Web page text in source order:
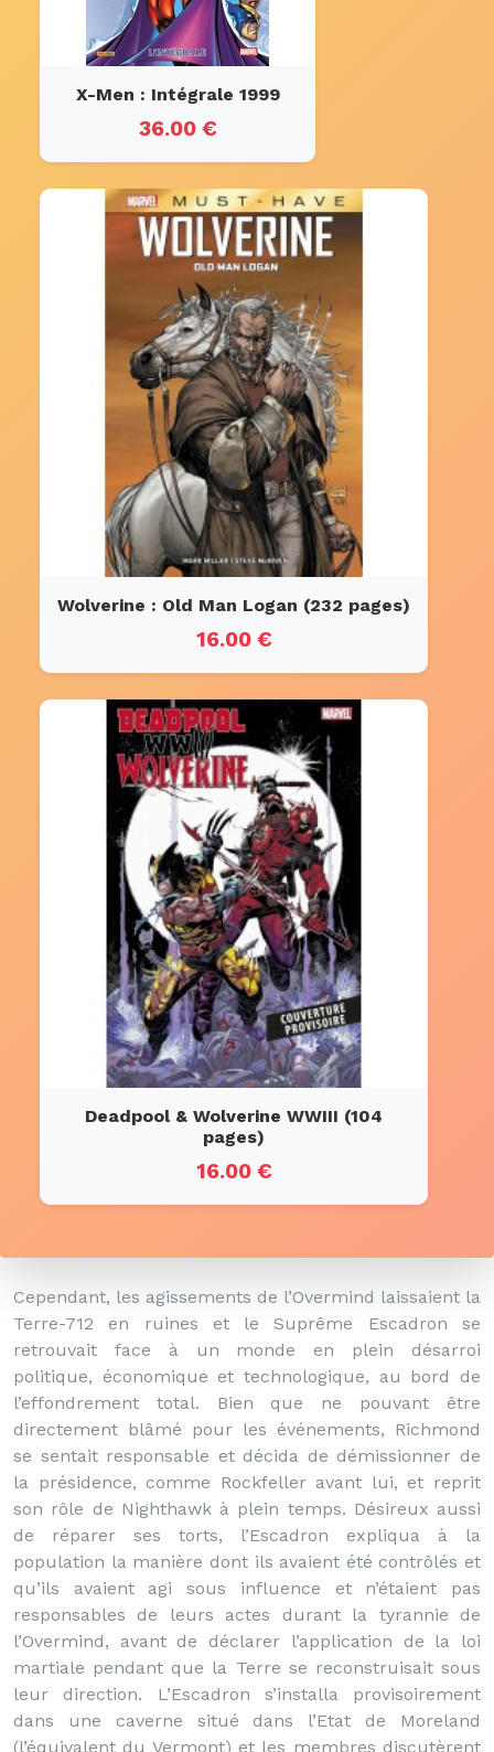
X-Men : Intégrale 1999
36.00 €
Wolverine : Old Man Logan (232 pages)
16.00 €
Deadpool & Wolverine WWIII (104
pages)
16.00 €
Cependant, les agissements de l’Overmind laissaient la
Terre-712 en ruines et le Suprême Escadron se
retrouvait face à un monde en plein désarroi
politique, économique et technologique, au bord de
l’effondrement total. Bien que ne pouvant être
directement blâmé pour les événements, Richmond
se sentait responsable et décida de démissionner de
la présidence, comme Rockfeller avant lui, et reprit
son rôle de Nighthawk à plein temps. Désireux aussi
de réparer ses torts, l’Escadron expliqua à la
population la manière dont ils avaient été contrôlés et
qu’ils avaient agi sous influence et n’étaient pas
responsables de leurs actes durant la tyrannie de
l’Overmind, avant de déclarer l’application de la loi
martiale pendant que la Terre se reconstruisait sous
leur direction. L’Escadron s’installa provisoirement
dans une caverne situé dans l’Etat de Moreland
(l’équivalent du Vermont) et les membres discutèrent